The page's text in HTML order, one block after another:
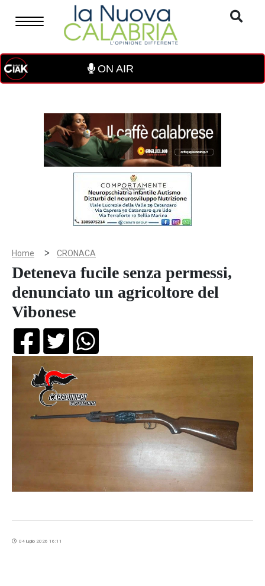
ON AIR
Home > CRONACA
Deteneva fucile senza permessi,
denunciato un agricoltore del
Vibonese
04 luglio 2026 16:11